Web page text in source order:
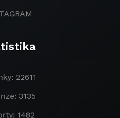
22611
3135
1482